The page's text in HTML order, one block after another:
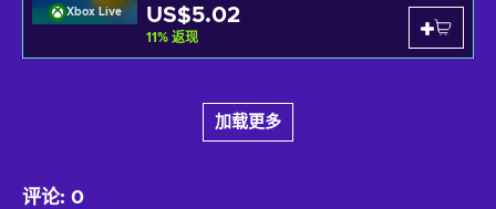
Xbox Live US$5.02
11% 返现
加载更多
评论: 0